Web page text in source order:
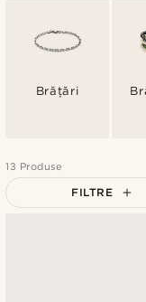
Brățări
13 Produse
FILTRE